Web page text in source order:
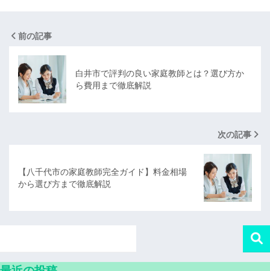
前の記事
白井市で評判の良い家庭教師とは？選び方か
ら費用まで徹底解説
次の記事
【八千代市の家庭教師完全ガイド】料金相場
から選び方まで徹底解説